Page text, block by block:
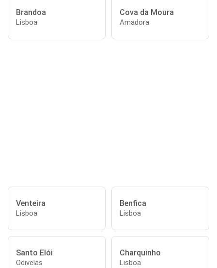
Brandoa
Lisboa
Cova da Moura
Amadora
Venteira
Lisboa
Benfica
Lisboa
Santo Elói
Odivelas
Charquinho
Lisboa